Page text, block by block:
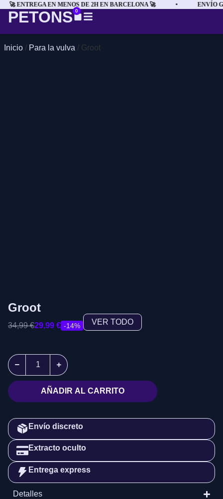
🚀 ENTREGA EN MENOS DE 2H EN BARCELONA 🚀 ENVÍO
PETONS 0
Inicio / Para la vulva / Groot
Groot
34,99€29,99 € -14% VER TODO
AÑADIR AL CARRITO
Envío discreto
Extracto oculto
Entrega express
Detalles